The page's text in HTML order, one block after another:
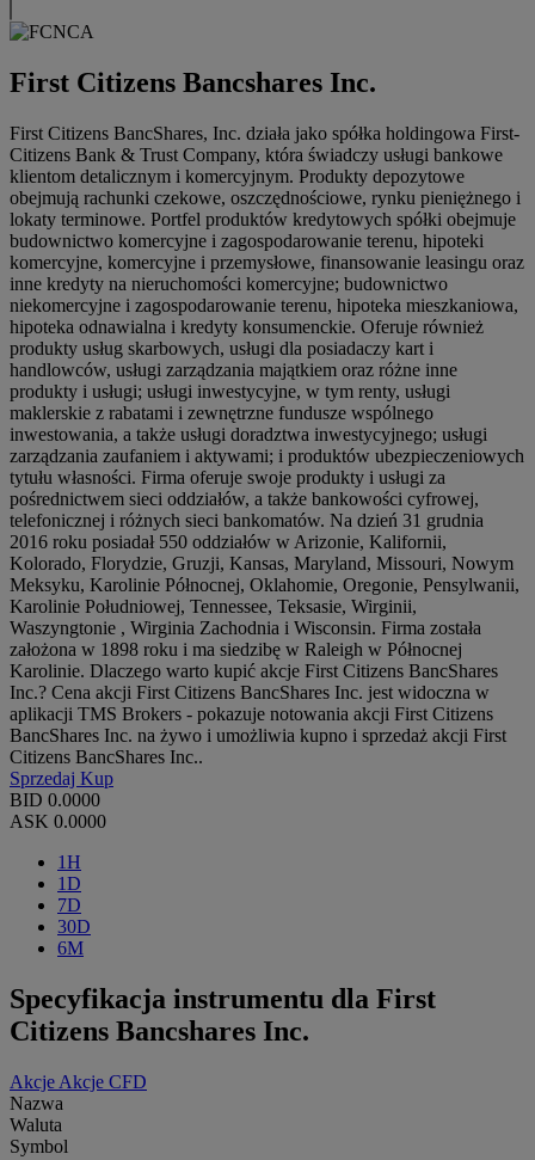
First Citizens Bancshares Inc.
First Citizens BancShares, Inc. działa jako spółka holdingowa First-
Citizens Bank & Trust Company, która świadczy usługi bankowe
klientom detalicznym i komercyjnym. Produkty depozytowe
obejmują rachunki czekowe, oszczędnościowe, rynku pieniężnego i
lokaty terminowe. Portfel produktów kredytowych spółki obejmuje
budownictwo komercyjne i zagospodarowanie terenu, hipoteki
komercyjne, komercyjne i przemysłowe, finansowanie leasingu oraz
inne kredyty na nieruchomości komercyjne; budownictwo
niekomercyjne i zagospodarowanie terenu, hipoteka mieszkaniowa,
hipoteka odnawialna i kredyty konsumenckie. Oferuje również
produkty usług skarbowych, usługi dla posiadaczy kart i
handlowców, usługi zarządzania majątkiem oraz różne inne
produkty i usługi; usługi inwestycyjne, w tym renty, usługi
maklerskie z rabatami i zewnętrzne fundusze wspólnego
inwestowania, a także usługi doradztwa inwestycyjnego; usługi
zarządzania zaufaniem i aktywami; i produktów ubezpieczeniowych
tytułu własności. Firma oferuje swoje produkty i usługi za
pośrednictwem sieci oddziałów, a także bankowości cyfrowej,
telefonicznej i różnych sieci bankomatów. Na dzień 31 grudnia
2016 roku posiadał 550 oddziałów w Arizonie, Kalifornii,
Kolorado, Florydzie, Gruzji, Kansas, Maryland, Missouri, Nowym
Meksyku, Karolinie Północnej, Oklahomie, Oregonie, Pensylwanii,
Karolinie Południowej, Tennessee, Teksasie, Wirginii,
Waszyngtonie , Wirginia Zachodnia i Wisconsin. Firma została
założona w 1898 roku i ma siedzibę w Raleigh w Północnej
Karolinie. Dlaczego warto kupić akcje First Citizens BancShares
Inc.? Cena akcji First Citizens BancShares Inc. jest widoczna w
aplikacji TMS Brokers - pokazuje notowania akcji First Citizens
BancShares Inc. na żywo i umożliwia kupno i sprzedaż akcji First
Citizens BancShares Inc..
Sprzedaj Kup
BID 0.0000
ASK 0.0000
1H
1D
7D
30D
6M
Specyfikacja instrumentu dla First
Citizens Bancshares Inc.
Akcje Akcje CFD
Nazwa
Waluta
Symbol